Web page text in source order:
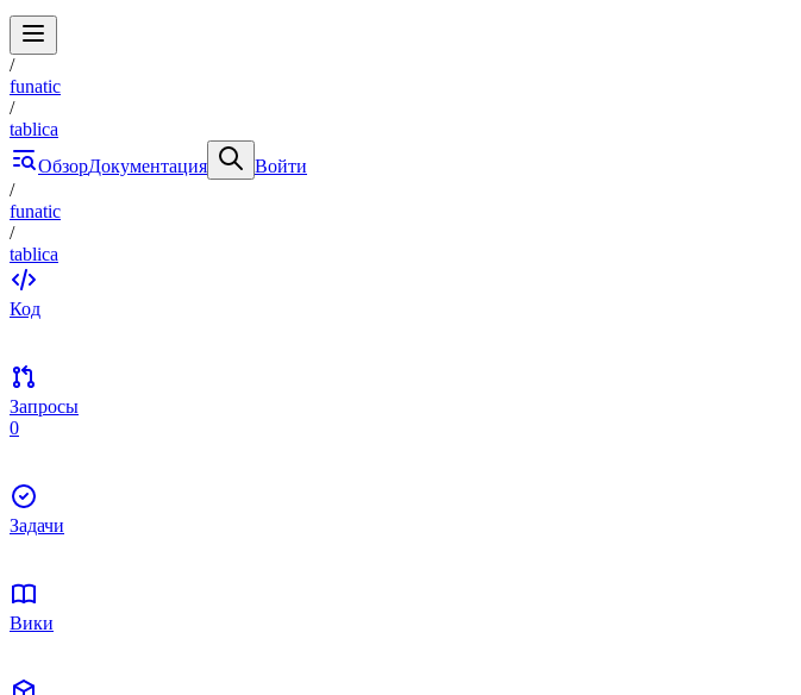
/
funatic
/
tablica
ОбзорДокументация
Войти
/
funatic
/
tablica
Код
Запросы
0
Задачи
Вики